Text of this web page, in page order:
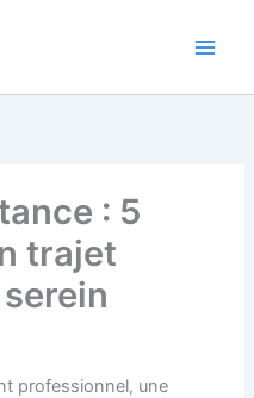
: 5
trajet
professionnel, une